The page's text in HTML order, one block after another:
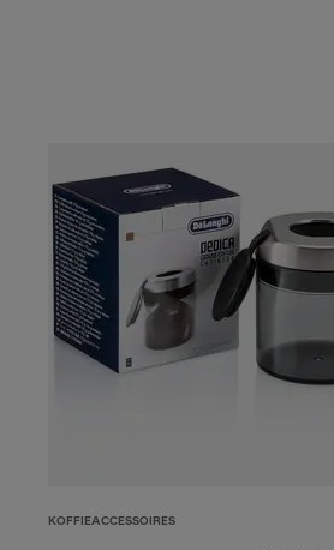
KOFFIEACCESSOIRES